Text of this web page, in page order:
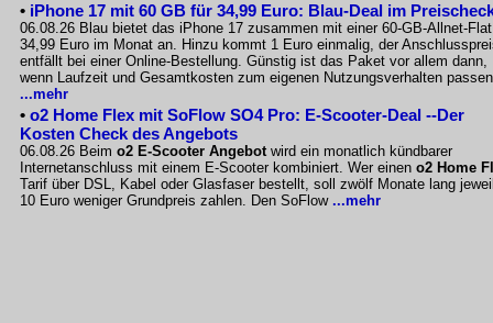
• iPhone 17 mit 60 GB für 34,99 Euro: Blau-Deal im
06.08.26 Blau bietet das iPhone 17 zusammen mit einer 60-GB-Allnet-
34,99 Euro im Monat an. Hinzu kommt 1 Euro einmalig, der
entfällt bei einer Online-Bestellung. Günstig ist das Paket vor allem dann,
wenn Laufzeit und Gesamtkosten zum eigenen Nutzungsverhalten
...mehr
• o2 Home Flex mit SoFlow SO4 Pro: E-Scooter-Deal --Der
Kosten Check des Angebots
06.08.26 Beim o2 E-Scooter Angebotwird ein monatlich kündbarer
Internetanschluss mit einem E-Scooter kombiniert. Wer einen o2 Home
Tarif über DSL, Kabel oder Glasfaser bestellt, soll zwölf Monate lang
10 Euro weniger Grundpreis zahlen. Den SoFlow ...mehr